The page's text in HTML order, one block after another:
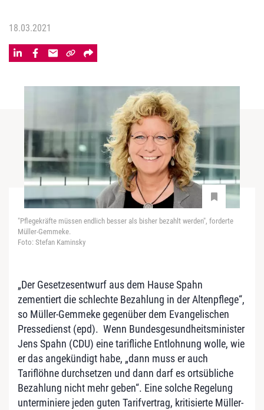
18.03.2021
"Pflegekräfte müssen endlich besser als bisher bezahlt werden", forderte
Müller-Gemmeke.
Foto: Stefan Kaminsky
„Der Gesetzesentwurf aus dem Hause Spahn
zementiert die schlechte Bezahlung in der Altenpflege“,
so Müller-Gemmeke gegenüber dem Evangelischen
Pressedienst (epd). Wenn Bundesgesundheitsminister
Jens Spahn (CDU) eine tarifliche Entlohnung wolle, wie
er das angekündigt habe, „dann muss er auch
Tariflöhne durchsetzen und dann darf es ortsübliche
Bezahlung nicht mehr geben“. Eine solche Regelung
unterminiere jeden guten Tarifvertrag, kritisierte Müller-